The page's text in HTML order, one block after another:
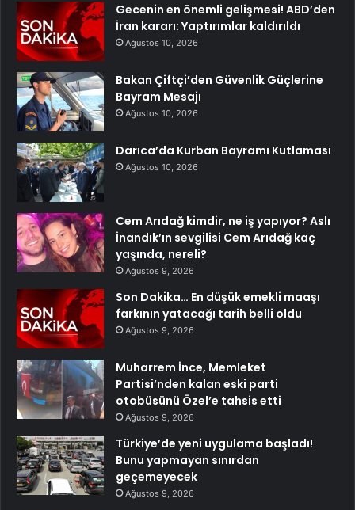
Gecenin en önemli gelişmesi! ABD’den
İran kararı: Yaptırımlar kaldırıldı
Ağustos 10, 2026
Bakan Çiftçi’den Güvenlik Güçlerine
Bayram Mesajı
Ağustos 10, 2026
Darıca’da Kurban Bayramı Kutlaması
Ağustos 10, 2026
Cem Arıdağ kimdir, ne iş yapıyor? Aslı
İnandık’ın sevgilisi Cem Arıdağ kaç
yaşında, nereli?
Ağustos 9, 2026
Son Dakika… En düşük emekli maaşı
farkının yatacağı tarih belli oldu
Ağustos 9, 2026
Muharrem İnce, Memleket
Partisi’nden kalan eski parti
otobüsünü Özel’e tahsis etti
Ağustos 9, 2026
Türkiye’de yeni uygulama başladı!
Bunu yapmayan sınırdan
geçemeyecek
Ağustos 9, 2026